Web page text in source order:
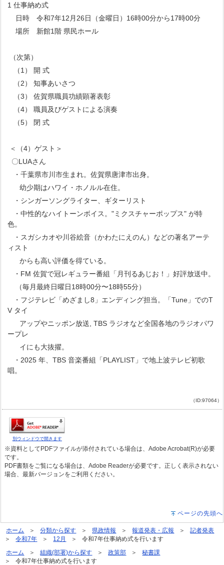
1 仕事納め式
日時 令和7年12月26日（金曜日）16時00分から17時00分
場所 新館1階 県民ホール
（次第）
（1） 開 式
（2） 知事あいさつ
（3） 佐賀県職員功績顕著表彰
（4） 職員及びゲストによる演奏
（5） 閉 式
＜（4）ゲスト＞
〇LUAさん
・千葉県市川市生まれ。佐賀県唐津市出身。
幼少期はハワイ・ホノルル在住。
・シンガーソングライター、ギターリスト
・中性的なハイトーンボイス。"ミクスチャーポップス" が特
色。
・スガシカオや川谷絵音（かわたにえのん）などの著名アーテ
ィスト
からも高い評価を得ている。
・FM 佐賀で冠レギュラー番組「月刊るあじお！」好評放送中。
（毎月最終日曜日18時00分〜18時55分）
・フジテレビ「めざまし8」エンディング担当。「Tune」でのT
V タイ
アップやニッポン放送, TBS ラジオなど全国各地のラジオパワ
ープレ
イにも大抜擢。
・2025 年、TBS 音楽番組「PLAYLIST」で地上波テレビ初歌
唱。
（ID:97064）
別ウィンドウで開きます
※資料としてPDFファイルが添付されている場合は、Adobe Acrobat(R)が必要
です。
PDF書類をご覧になる場合は、Adobe Readerが必要です。正しく表示されない
場合、最新バージョンをご利用ください。
ページの先頭へ
ホーム 分類から探す 県政情報 報道発表・広報
記者発表
令和7年
12月
令和7年仕事納め式を行います
ホーム
組織(部署)から探す 政策部
秘書課
令和7年仕事納め式を行います